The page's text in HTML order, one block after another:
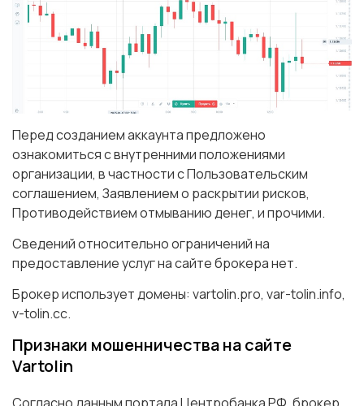
Перед созданием аккаунта предложено
ознакомиться с внутренними положениями
организации, в частности с Пользовательским
соглашением, Заявлением о раскрытии рисков,
Противодействием отмыванию денег, и прочими.
Сведений относительно ограничений на
предоставление услуг на сайте брокера нет.
Брокер использует домены: vartolin.pro, var-tolin.info,
v-tolin.cc.
Признаки мошенничества на сайте
Vartolin